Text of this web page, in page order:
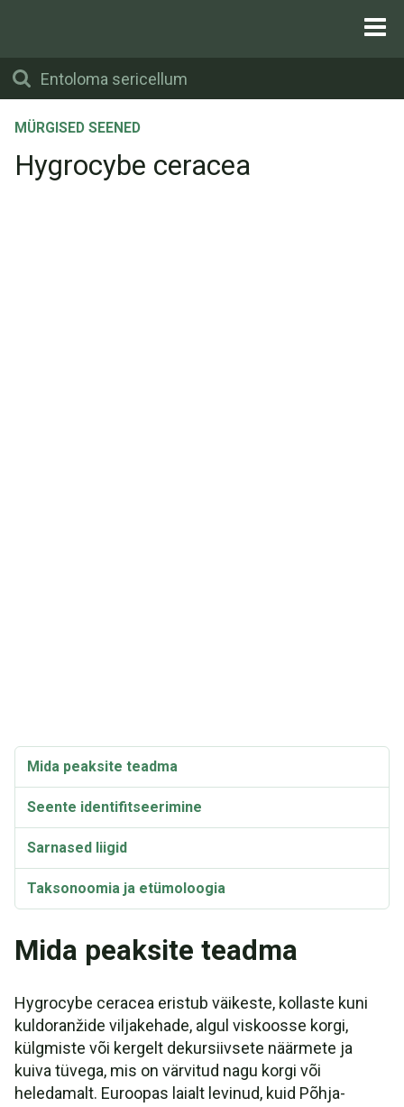
MÜRGISED SEENED
Hygrocybe ceracea
Mida peaksite teadma
Seente identifitseerimine
Sarnased liigid
Taksonoomia ja etümoloogia
Mida peaksite teadma
Hygrocybe ceracea eristub väikeste, kollaste kuni
kuldoranžide viljakehade, algul viskoosse korgi,
külgmiste või kergelt dekursiivsete näärmete ja
kuiva tüvega, mis on värvitud nagu korgi või
heledamalt. Euroopas laialt levinud, kuid Põhja-